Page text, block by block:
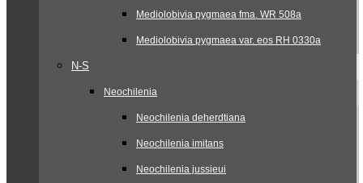
Mediolobivia pygmaea fma. WR 508a
Mediolobivia pygmaea var. eos RH 0330a
N-S
Neochilenia
Neochilenia deherdtiana
Neochilenia imitans
Neochilenia jussieui